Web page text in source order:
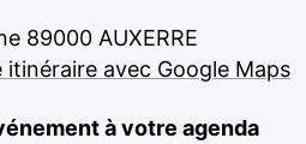
89000 AUXERRE
itinéraire avec Google Maps
à votre agenda